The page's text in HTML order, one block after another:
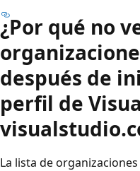
¿Por qué no
después de
perfil de
La lista de